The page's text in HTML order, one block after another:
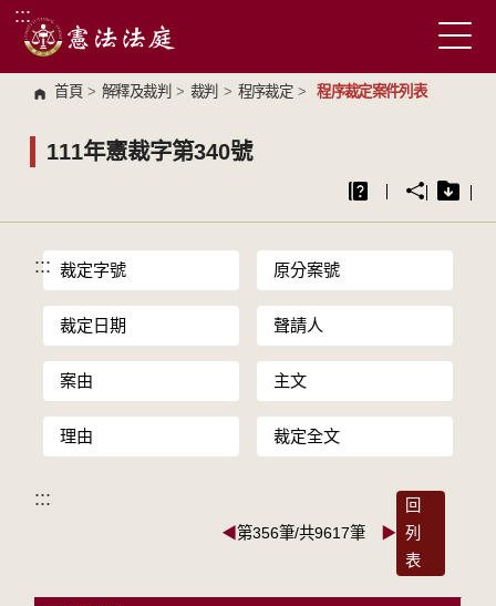
跳到主要內容區塊
:::
首頁 > 解釋及裁判 > 裁判 > 程序裁定 > 程序裁定案件列表
111年憲裁字第340號
::: 裁定字號 原分案號
裁定日期 聲請人
案由 主文
理由 裁定全文
:::
◀第356筆/共9617筆 ▶
回
列
表